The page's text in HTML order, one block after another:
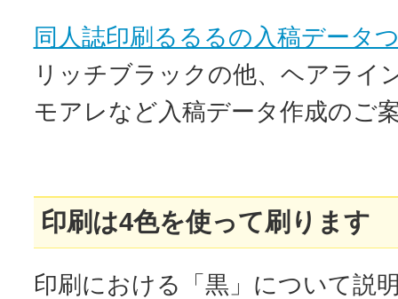
同人誌印刷るるるの入稿データ
リッチブラックの他、ヘアライ
モアレなど入稿データ作成のご
印刷は4色を使って刷ります
印刷における「黒」について説